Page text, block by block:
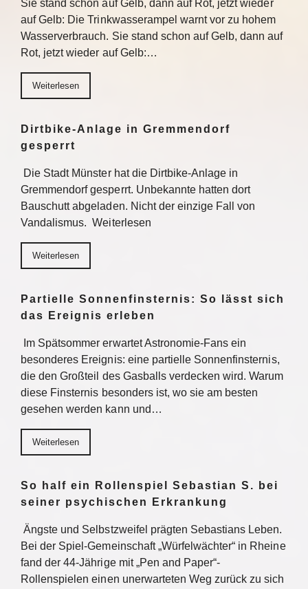
Sie stand schon auf Gelb, dann auf Rot, jetzt wieder
auf Gelb: Die Trinkwasserampel warnt vor zu hohem
Wasserverbrauch. Sie stand schon auf Gelb, dann auf
Rot, jetzt wieder auf Gelb:…
Weiterlesen
Dirtbike-Anlage in Gremmendorf
gesperrt
Die Stadt Münster hat die Dirtbike-Anlage in
Gremmendorf gesperrt. Unbekannte hatten dort
Bauschutt abgeladen. Nicht der einzige Fall von
Vandalismus. Weiterlesen
Weiterlesen
Partielle Sonnenfinsternis: So lässt sich
das Ereignis erleben
Im Spätsommer erwartet Astronomie-Fans ein
besonderes Ereignis: eine partielle Sonnenfinsternis,
die den Großteil des Gasballs verdecken wird. Warum
diese Finsternis besonders ist, wo sie am besten
gesehen werden kann und…
Weiterlesen
So half ein Rollenspiel Sebastian S. bei
seiner psychischen Erkrankung
Ängste und Selbstzweifel prägten Sebastians Leben.
Bei der Spiel-Gemeinschaft „Würfelwächter“ in Rheine
fand der 44-Jährige mit „Pen and Paper“-
Rollenspielen einen unerwarteten Weg zurück zu sich